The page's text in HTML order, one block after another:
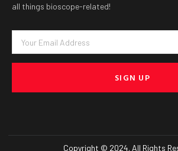
all things bioscope-related!
Email
SIGN UP
Copyright © 2024. All Rights